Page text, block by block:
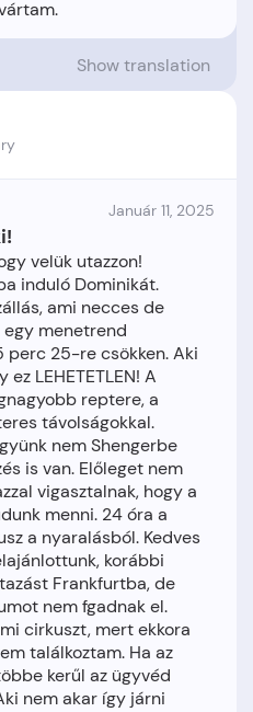
Show translation
Január 11, 2025
velük utazzon!
induló Dominikát.
ami necces de
menetrend
25-re csökken. Aki
LEHETETLEN! A
reptere, a
távolságokkal.
nem Shengerbe
is van. Előleget nem
vigasztalnak, hogy a
menni. 24 óra a
a nyaralásból. Kedves
korábbi
Frankfurtba, de
nem fgadnak el.
cirkuszt, mert ekkora
találkoztam. Ha az
kerűl az ügyvéd
nem akar így járni